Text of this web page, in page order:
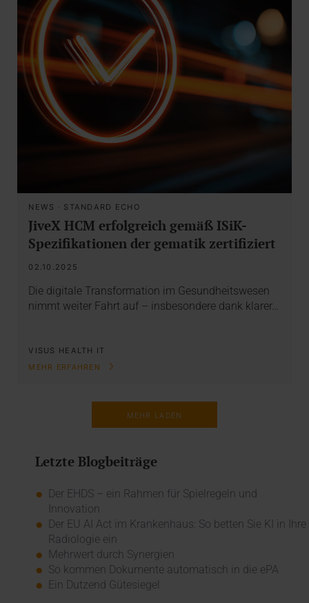
NEWS · STANDARD ECHO
JiveX HCM erfolgreich gemäß ISiK-
Spezifikationen der gematik zertifiziert
02.10.2025
Die digitale Transformation im Gesundheitswesen
nimmt weiter Fahrt auf – insbesondere dank klarer…
VISUS HEALTH IT
MEHR ERFAHREN
MEHR LADEN
Letzte Blogbeiträge
Der EHDS – ein Rahmen für Spielregeln und
Innovation
Der EU AI Act im Krankenhaus: So betten Sie KI in Ihre
Radiologie ein
Mehrwert durch Synergien
So kommen Dokumente automatisch in die ePA
Ein Dutzend Gütesiegel